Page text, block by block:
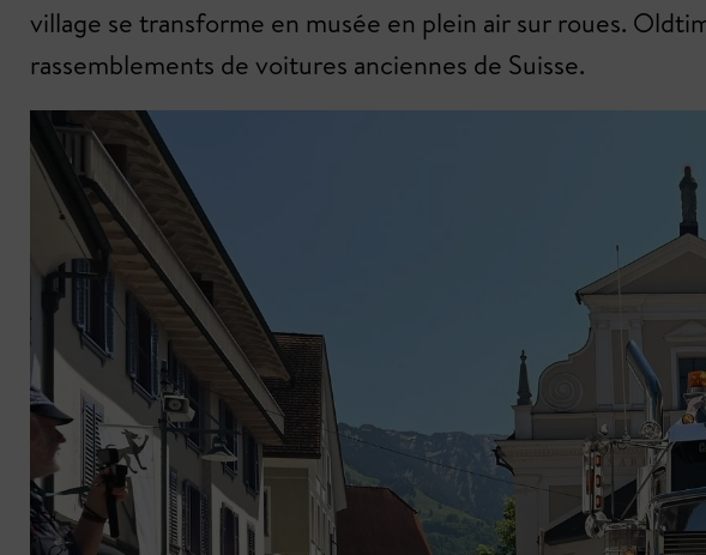
village se transforme en musée en plein air sur roues.
rassemblements de voitures anciennes de Suisse.